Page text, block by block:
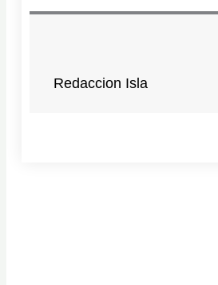
Redaccion Isla